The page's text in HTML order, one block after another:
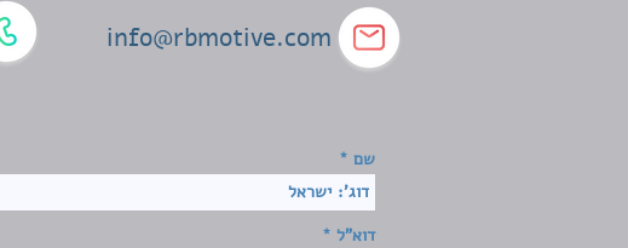
info@rbmotive.com
שם
דוא"ל